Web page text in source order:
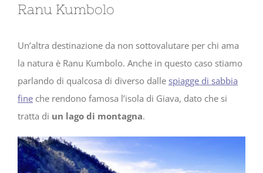
Ranu Kumbolo
Un’altra destinazione da non sottovalutare per chi ama
la natura è Ranu Kumbolo. Anche in questo caso stiamo
parlando di qualcosa di diverso dalle spiagge di sabbia
fine che rendono famosa l’isola di Giava, dato che si
tratta di un lago di montagna.